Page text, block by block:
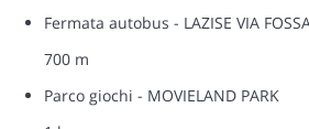
Fermata autobus - LAZISE VIA
700 m
Parco giochi - MOVIELAND PARK